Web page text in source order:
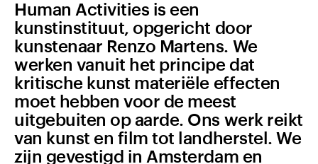
Human Activities is een
kunstinstituut, opgericht door
kunstenaar Renzo Martens. We
werken vanuit het principe dat
kritische kunst materiële effecten
moet hebben voor de meest
uitgebuiten op aarde. Ons werk reikt
van kunst en film tot landherstel. We
zijn gevestigd in Amsterdam en